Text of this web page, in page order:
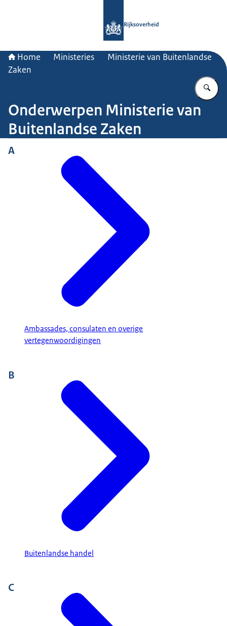
Rijksoverheid
Home Ministeries
Ministerie van Buitenlandse
Zaken
Onderwerpen Ministerie van
Buitenlandse Zaken
A
Ambassades, consulaten en overige
vertegenwoordigingen
B
Buitenlandse handel
C